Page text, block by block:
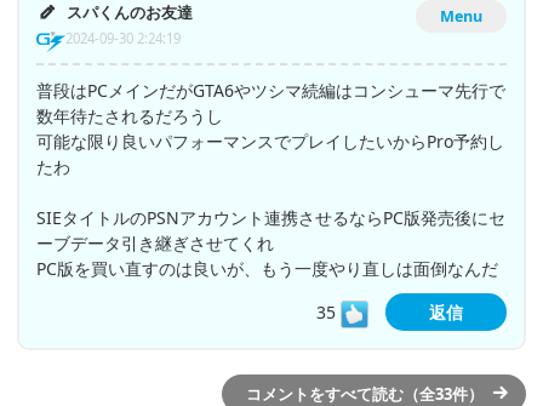
Menu
スパくんのお友達
2024-09-30 2:24:19
普段はPCメインだがGTA6やツシマ続編はコンシューマ先行で
数年待たされるだろうし
可能な限り良いパフォーマンスでプレイしたいからPro予約し
たわ
SIEタイトルのPSNアカウント連携させるならPC版発売後にセ
ーブデータ引き継ぎさせてくれ
PC版を買い直すのは良いが、もう一度やり直しは面倒なんだ
35
返信
コメントをすべて読む（全33件）